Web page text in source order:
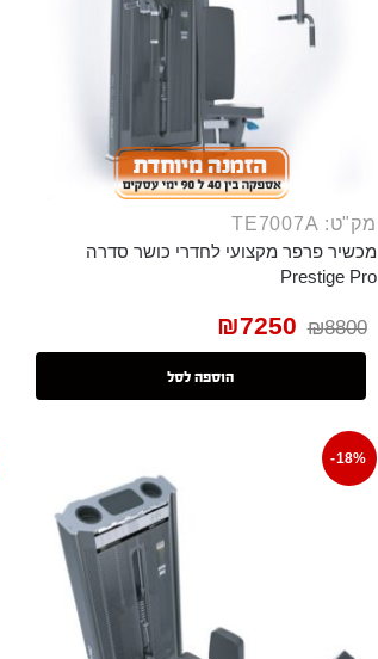
מק"ט: TE7007A
מכשיר פרפר מקצועי לחדרי כושר סדרה
Prestige Pro
₪8800
₪7250
הוספה לסל
-18%